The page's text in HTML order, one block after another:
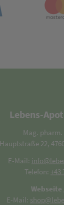
Lebens-
Mag.
Hauptstraße 22,
E-Mail:
Telefon: +43
Webseite
E-Mail: